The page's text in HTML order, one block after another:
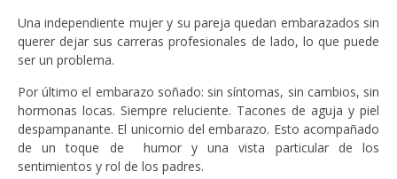
Una independiente mujer y su pareja quedan embarazados sin
querer dejar sus carreras profesionales de lado, lo que puede
ser un problema.
Por último el embarazo soñado: sin síntomas, sin cambios, sin
hormonas locas. Siempre reluciente. Tacones de aguja y piel
despampanante. El unicornio del embarazo. Esto acompañado
de un toque de humor y una vista particular de los
sentimientos y rol de los padres.